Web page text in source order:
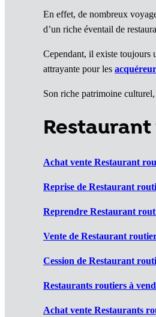
En effet, de nombreux
d’un riche éventail de
Cependant, il existe toujours
attrayante pour les
Son riche patrimoine
Achat vente Restaurant
Reprise de Restaurant
Reprendre Restaurant
Vente de Restaurant
Cession de Restaurant
Restaurants routiers à
Achat vente Restaurants